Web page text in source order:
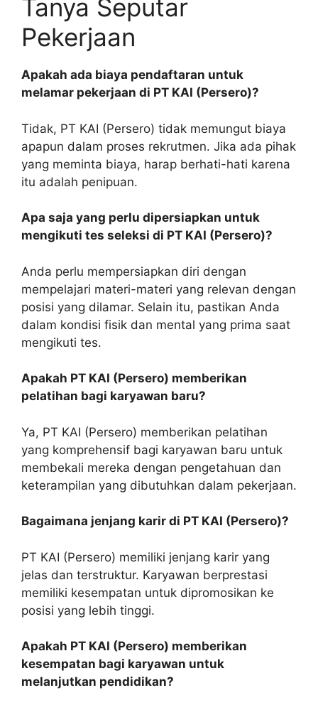
Tanya Seputar
Pekerjaan
Apakah ada biaya pendaftaran untuk
melamar pekerjaan di PT KAI (Persero)?
Tidak, PT KAI (Persero) tidak memungut biaya
apapun dalam proses rekrutmen. Jika ada pihak
yang meminta biaya, harap berhati-hati karena
itu adalah penipuan.
Apa saja yang perlu dipersiapkan untuk
mengikuti tes seleksi di PT KAI (Persero)?
Anda perlu mempersiapkan diri dengan
mempelajari materi-materi yang relevan dengan
posisi yang dilamar. Selain itu, pastikan Anda
dalam kondisi fisik dan mental yang prima saat
mengikuti tes.
Apakah PT KAI (Persero) memberikan
pelatihan bagi karyawan baru?
Ya, PT KAI (Persero) memberikan pelatihan
yang komprehensif bagi karyawan baru untuk
membekali mereka dengan pengetahuan dan
keterampilan yang dibutuhkan dalam pekerjaan.
Bagaimana jenjang karir di PT KAI (Persero)?
PT KAI (Persero) memiliki jenjang karir yang
jelas dan terstruktur. Karyawan berprestasi
memiliki kesempatan untuk dipromosikan ke
posisi yang lebih tinggi.
Apakah PT KAI (Persero) memberikan
kesempatan bagi karyawan untuk
melanjutkan pendidikan?